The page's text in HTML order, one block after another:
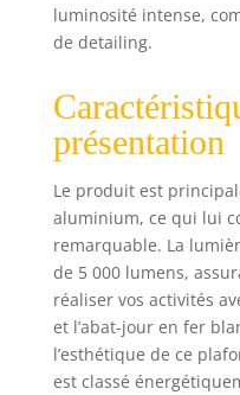
luminosité intense,
de detailing.
présentation
Le produit est
aluminium, ce qui lui
remarquable. La
de 5 000 lumens,
réaliser vos activités
et l’abat-jour en fer
l’esthétique de ce
est classé